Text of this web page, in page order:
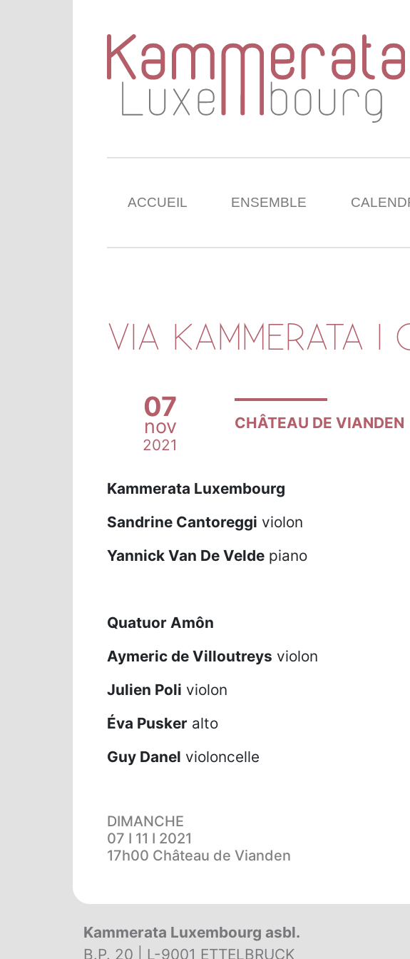
ACCUEIL ENSEMBLE
VIA KAMMERATA
07
nov
2021
CHÂTEAU DE VIANDEN
Kammerata Luxembourg
Sandrine Cantoreggi violon
Yannick Van De Velde piano
Quatuor Amôn
Aymeric de Villoutreys violon
Julien Poli violon
Éva Pusker alto
Guy Danel violoncelle
DIMANCHE
07 I 11 I 2021
17h00 Château de Vianden
Kammerata Luxembourg asbl.
B.P. 20 | L-9001 ETTELBRUCK